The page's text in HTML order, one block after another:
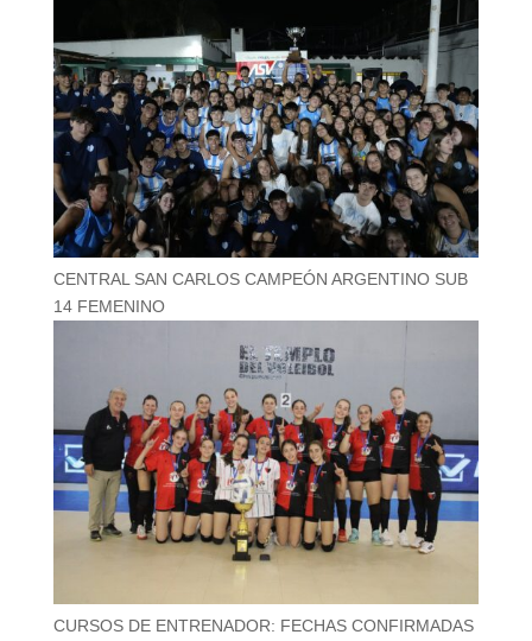
CENTRAL SAN CARLOS CAMPEÓN ARGENTINO SUB
14 FEMENINO
CURSOS DE ENTRENADOR: FECHAS CONFIRMADAS